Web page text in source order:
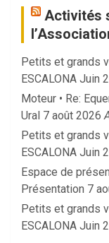
Activités
Petits et grands
ESCALONA Juin
Moteur • Re:
Ural 7 août 2026
Petits et grands
ESCALONA Juin
Espace de
Présentation 7
Petits et grands
ESCALONA Juin